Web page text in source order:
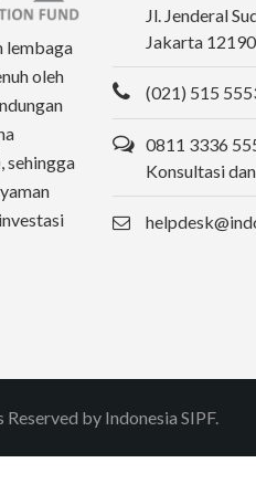
lembaga
oleh
sehingga
Jl. Jenderal
Jakarta 12190
(021) 515
0811 3336
Konsultasi
by Indonesia SIPF.